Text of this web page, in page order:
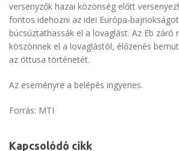
versenyzők hazai közönség előtt
fontos idehozni az idei Európa-
búcsúztathassák el a lovaglást. Az Eb záró
köszönnek el a lovaglástól, élőzenés
az öttusa történetét.
Az eseményre a belépés ingyenes.
Forrás: MTI
Kapcsolódó cikk